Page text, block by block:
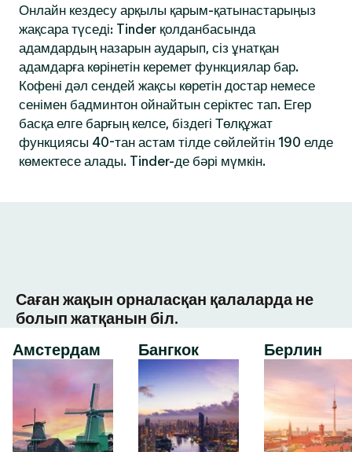
Онлайн кездесу арқылы қарым-қатынастарыңыз
жақсара түседі: Tinder қолданбасында
адамдардың назарын аударып, сіз ұнатқан
адамдарға көрінетін керемет функциялар бар.
Кофені дәл сендей жақсы көретін достар немесе
сенімен бадминтон ойнайтын серіктес тап. Егер
басқа елге барғың келсе, біздегі Төлқұжат
функциясы 40-тан астам тілде сөйлейтін 190 елде
көмектесе алады. Tinder-де бәрі мүмкін.
Саған жақын орналасқан қалаларда не
болып жатқанын біл.
Амстердам
Бангкок Берлин